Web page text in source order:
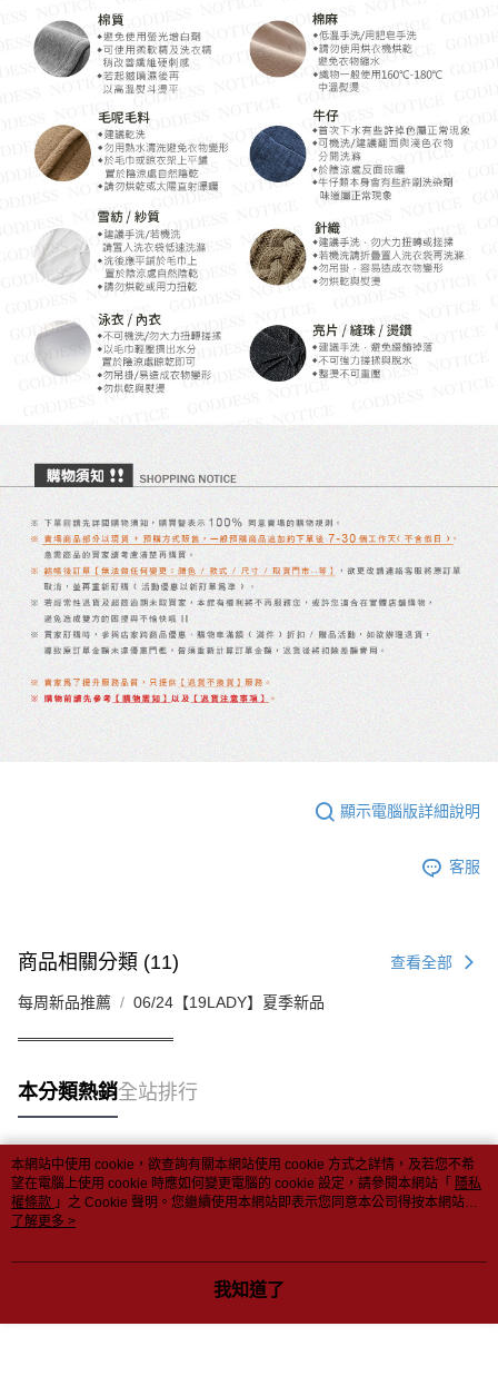
顯示電腦版詳細說明
客服
商品相關分類 (11) 查看全部
每周新品推薦 06/24【19LADY】夏季新品
══════════════
本分類熱銷全站排行
熱門標籤
本網站中使用 cookie，欲查詢有關本網站使用 cookie 方式之詳情，及若您不希
望在電腦上使用 cookie 時應如何變更電腦的 cookie 設定，請參閱本網站「 隱私
權條款 」之 Cookie 聲明。您繼續使用本網站即表示您同意本公司得按本網站使
用條款之 Cookie 聲明使用 cookie。
了解更多 >
我知道了